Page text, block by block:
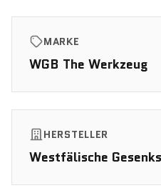
MARKE
WGB The Werkzeug
HERSTELLER
Westfälische